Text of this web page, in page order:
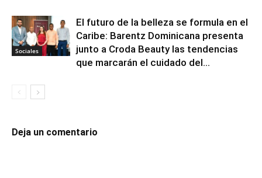
Sociales
El futuro de la belleza se formula en el
Caribe: Barentz Dominicana presenta
junto a Croda Beauty las tendencias
que marcarán el cuidado del...
Deja un comentario